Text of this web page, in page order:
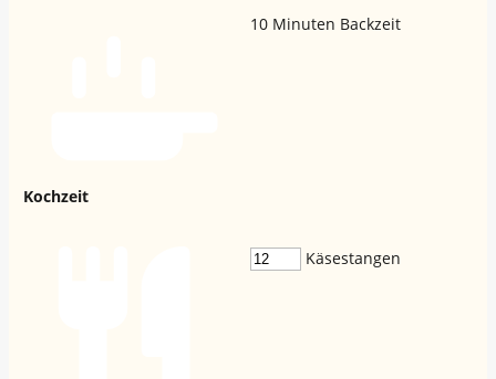
Kochzeit
10 Minuten Backzeit
Käsestangen